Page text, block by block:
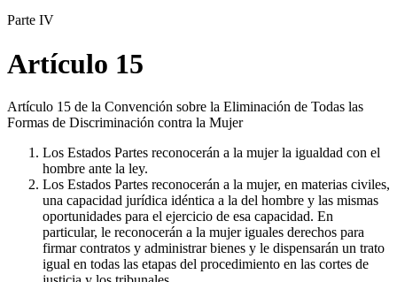
Parte IV
Artículo 15
Artículo 15 de la Convención sobre la Eliminación de Todas las
Formas de Discriminación contra la Mujer
Los Estados Partes reconocerán a la mujer la igualdad con el
hombre ante la ley.
Los Estados Partes reconocerán a la mujer, en materias civiles,
una capacidad jurídica idéntica a la del hombre y las mismas
oportunidades para el ejercicio de esa capacidad. En
particular, le reconocerán a la mujer iguales derechos para
firmar contratos y administrar bienes y le dispensarán un trato
igual en todas las etapas del procedimiento en las cortes de